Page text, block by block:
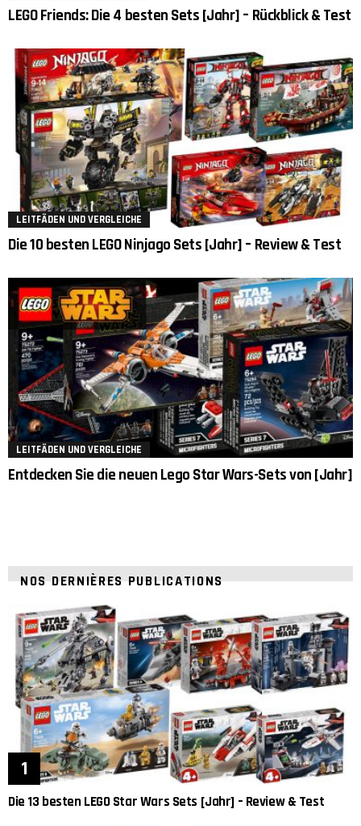
LEGO Friends: Die 4 besten Sets [Jahr] – Rückblick & Test
LEITFÄDEN UND VERGLEICHE
Die 10 besten LEGO Ninjago Sets [Jahr] – Review & Test
LEITFÄDEN UND VERGLEICHE
Entdecken Sie die neuen Lego Star Wars-Sets von [Jahr]
NOS DERNIÈRES PUBLICATIONS
Die 13 besten LEGO Star Wars Sets [Jahr] – Review & Test